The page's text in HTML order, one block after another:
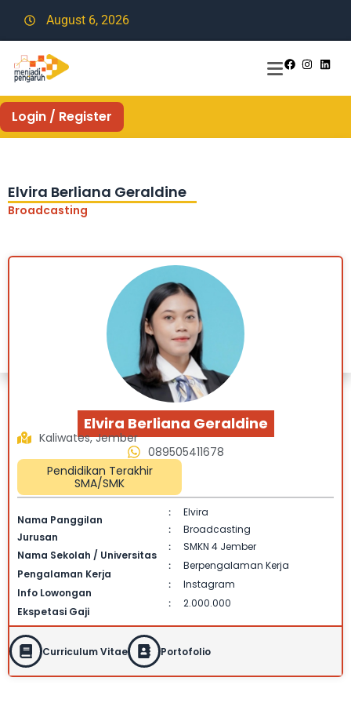
August 6, 2026
Login / Register
Elvira Berliana Geraldine
Broadcasting
Elvira Berliana Geraldine
Pendidikan Terakhir
SMA/SMK
089505411678
Kaliwates, Jember
Nama Panggilan
:
Elvira
Jurusan
:
Broadcasting
Nama Sekolah / Universitas
: SMKN 4 Jember
Pengalaman Kerja
: Berpengalaman Kerja
Info Lowongan
: Instagram
Ekspetasi Gaji
: 2.000.000
Curriculum Vitae Portofolio